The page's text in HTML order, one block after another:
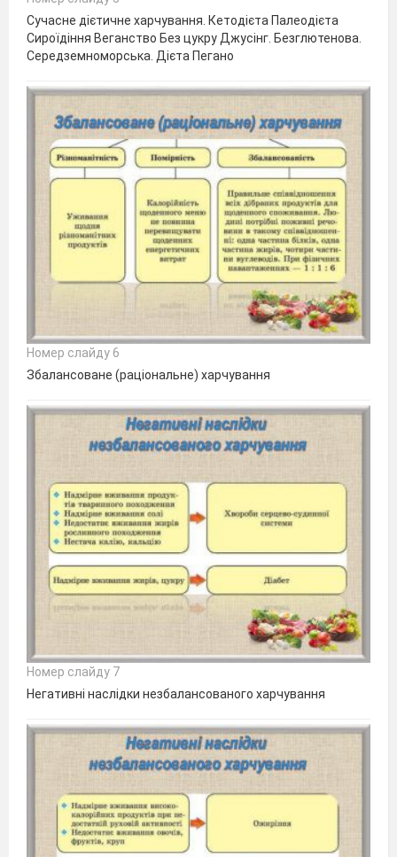
Сучасне дієтичне харчування. Кетодієта Палеодієта
Сироїдіння Веганство Без цукру Джусінг. Безглютенова.
Середземноморська. Дієта Пегано
Номер слайду 6
Збалансоване (раціональне) харчування
Номер слайду 7
Негативні наслідки незбалансованого харчування